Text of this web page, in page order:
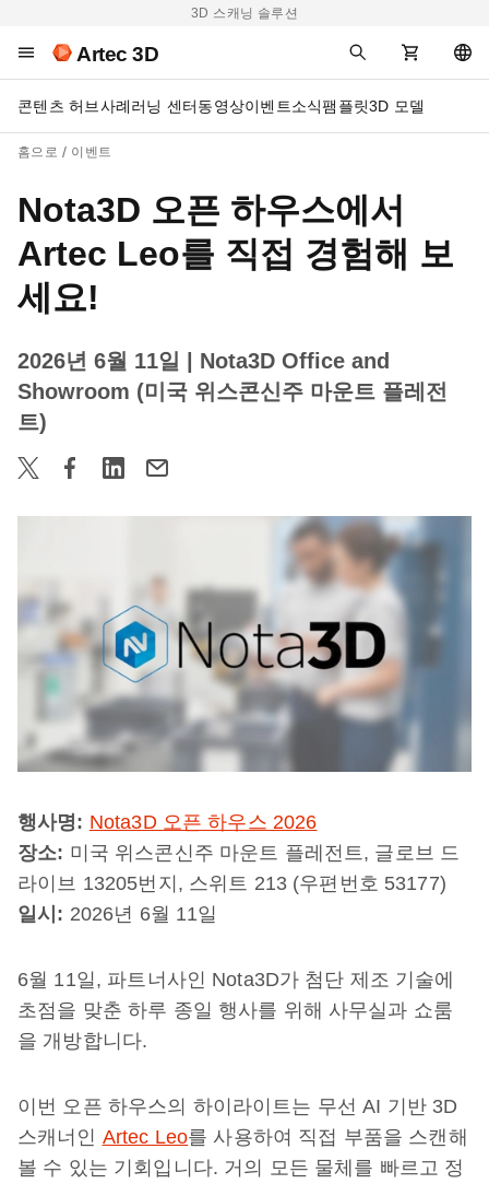
3D 스캐닝 솔루션
Artec 3D
콘텐츠 허브사례러닝 센터동영상이벤트소식팸플릿3D 모델
홈으로 이벤트
Nota3D 오픈 하우스에서
Artec Leo를 직접 경험해 보
세요!
2026년 6월 11일
| Nota3D Office and
Showroom (미국 위스콘신주 마운트 플레전
트)
행사명: Nota3D 오픈 하우스 2026
장소: 미국 위스콘신주 마운트 플레전트, 글로브 드
라이브 13205번지, 스위트 213 (우편번호 53177)
일시: 2026년 6월 11일
6월 11일, 파트너사인 Nota3D가 첨단 제조 기술에
초점을 맞춘 하루 종일 행사를 위해 사무실과 쇼룸
을 개방합니다.
이번 오픈 하우스의 하이라이트는 무선 AI 기반 3D
스캐너인 Artec Leo를 사용하여 직접 부품을 스캔해
볼 수 있는 기회입니다. 거의 모든 물체를 빠르고 정